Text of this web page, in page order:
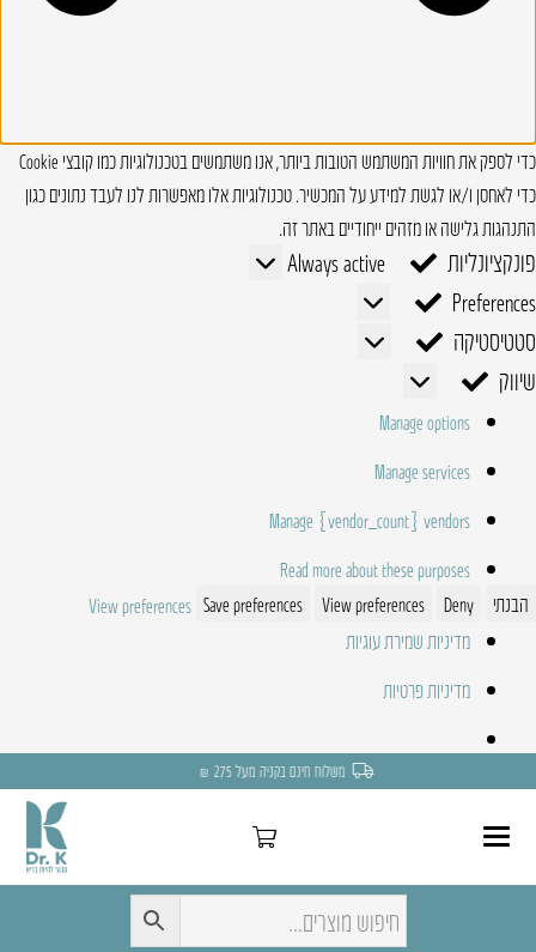
כדי לספק את חוויות המשתמש הטובות ביותר, אנו משתמשים בטכנולוגיות כמו קובצי Cookie
כדי לאחסן ו/או לגשת למידע על המכשיר. טכנולוגיות אלו מאפשרות לנו לעבד נתונים כגון
התנהגות גלישה או מזהים ייחודיים באתר זה.
פונקציונליות פונקציונליות
Always active
Preferences
Preferences
סטטיסטיקה
סטטיסטיקה
שיווק
שיווק
Manage options
Manage services
Manage {vendor_count} vendors
Read more about these purposes
הבנתי
Deny
View preferences
Save preferences
View preferences
מדיניות שמירת עוגיות
מדיניות פרטיות
משלוח חינם בקניה מעל 275 ₪